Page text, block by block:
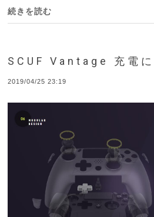
続きを読む
SCUF Vantage 充電に
2019/04/25 23:19